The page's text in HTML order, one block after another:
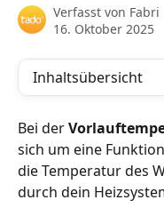
Verfasst von Fabri
16. Oktober 2025
Inhaltsübersicht
Bei der
sich um eine
die Temperatur des
durch dein